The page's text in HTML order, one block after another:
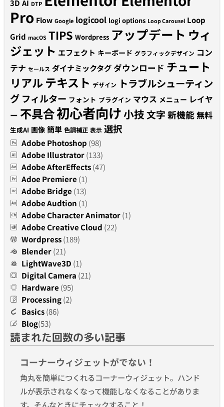
3D AI DTP
Pro Flow Google logicool logi options Loop Carousel Loop
Grid macOS TIPS Wordpress アップデート ウィ
ジェット エフェクト キーボード グラフィックデザイン コン
テナ セールス ダイナミックタグダウンロード チュート
リアルテキスト デザイン トラブルシューティン
グ フィルター フォント プラグイン マウス メニュー レイヤ
ー 不具合初心者向け小技文字新機能無料
生成AI 画像 簡単 色調補正 表示 選択
Adobe Photoshop (98)
Adobe Illustrator(133)
Adobe AfterEffects(47)
Adoe Premiere (1)
Adobe Bridge (13)
Adobe Audtion (1)
Adobe Character Animator(1)
Adobe Creative Cloud (22)
Wordpress(189)
Blender(21)
LightWave3D (1)
Digital Camera (21)
Hardware (95)
Processing(2)
Basics(86)
Blog(53)
読まれた回数の多い記事
コーナーウィジェットがでない！
角丸を簡単につくれるコーナーウィジェット。ハンド
ルが表示されなくなって機能しなくなることがありま
す。そんなときにチェックすること！